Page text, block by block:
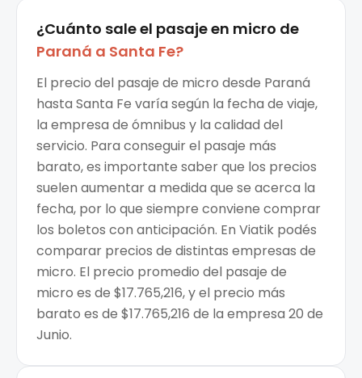
¿Cuánto sale el pasaje en micro de
Paraná a Santa Fe?
El precio del pasaje de micro desde Paraná
hasta Santa Fe varía según la fecha de viaje,
la empresa de ómnibus y la calidad del
servicio. Para conseguir el pasaje más
barato, es importante saber que los precios
suelen aumentar a medida que se acerca la
fecha, por lo que siempre conviene comprar
los boletos con anticipación. En Viatik podés
comparar precios de distintas empresas de
micro. El precio promedio del pasaje de
micro es de $17.765,216, y el precio más
barato es de $17.765,216 de la empresa 20 de
Junio.